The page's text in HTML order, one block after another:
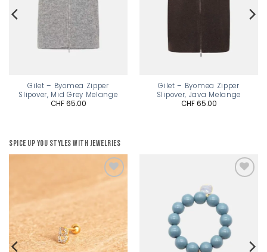
Gilet – Byomea Zipper
Slipover, Mid Grey Melange
CHF65.00
Gilet – Byomea Zipper
Slipover, Java Melange
CHF65.00
Spice up you styles with jewelries
Add to